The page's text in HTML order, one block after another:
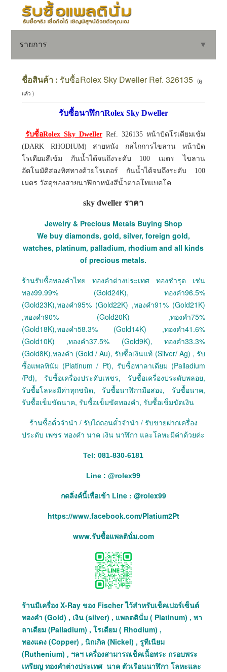
รายการ ▼
▼
ชื่อสินค้า : รับซื้อRolex Sky Dweller Ref. 326135
(ดู
แล้ว )
รับซื้อนาฬิกาRolex Sky Dweller
รับซื้อRolex Sky Dweller Ref. 326135 หน้าปัดโรเดียมเข้ม
(DARK RHODIUM) สายหนัง กลไกการไขลาน หน้าปัด
โรเดียมสีเข้ม กันน้ำได้จนถึงระดับ 100 เมตร ไขลาน
อัตโนมัติสองทิศทางด้วยโรเตอร์ กันน้ำได้จนถึงระดับ 100
เมตร วัสดุของสายนาฬิกาหนังสีน้ำตาลโทแบคโค
sky dweller ราคา
Jewelry & Precious Metals Buying Shop
We buy diamonds, gold, silver, foreign gold,
watches, platinum, palladium, rhodium and all kinds
of precious metals.
ร้านรับซื้อทองคำไทย ทองคำต่างประเทศ ทองชำรุด เช่น
ทอง99.99% (Gold24K), ทองคำ96.5%
(Gold23K),ทองคำ95% (Gold22K) ,ทองคำ91% (Gold21K)
,ทองคำ90% (Gold20K) ,ทองคำ75%
(Gold18K),ทองคำ58.3% (Gold14K) ,ทองคำ41.6%
(Gold10K) ,ทองคำ37.5% (Gold9K), ทองคำ33.3%
(Gold8K),ทองคำ (Gold / Au), รับซื้อเงินแท้ (Silver/ Ag) , รับ
ซื้อแพลทินัม (Platinum / Pt), รับซื้อพาลาเดียม (Palladium
/Pd), รับซื้อเครื่องประดับเพชร, รับซื้อเครื่องประดับพลอย,
รับซื้อโลหะมีค่าทุกชนิด, รับซื้อนาฬิกามือสอง, รับซื้อนาค,
รับซื้อเข็มขัดนาค, รับซื้อเข็มขัดทองคำ, รับซื้อเข็มขัดเงิน
ร้านซื้อตั๋วจำนำ / รับไถ่ถอนตั๋วจำนำ / รับขายฝากเครื่อง
ประดับ เพชร ทองคำ นาค เงิน นาฬิกา และโลหะมีค่าด้วยค่ะ
Tel: 081-830-6181
Line : @rolex99
กดลิ่งค์นี้เพื่อเข้า Line : @rolex99
https://www.facebook.com/Platium2Pt
www.รับซื้อแพลตินั่ม.com
ร้านมีเครื่อง X-Ray ของ Fischer ไว้สำหรับเช็คเปอร์เซ็นต์
ทองคำ (Gold) , เงิน (silver) , แพลตตินั่ม ( Platinum) , พา
ลาเดียม (Palladium) , โรเดียม ( Rhodium) ,
ทองแดง (Copper) , นิกเกิล (Nickel) , รูทีเนียม
(Ruthenium) , ฯลฯ เครื่องสามารถเช็คเนื้อพระ กรอบพระ
เหรียญ ทองคำต่างประเทศ นาค ตัวเรือนนาฬิกา โลหะและ